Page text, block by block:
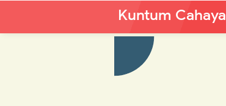
Kuntum Cahaya